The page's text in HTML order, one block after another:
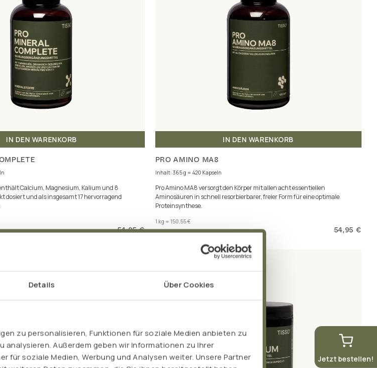
Details Über Cookies
zu personalisieren, Funktionen für soziale Medien anbieten zu
analysieren. Außerdem geben wir Informationen zu Ihrer
für soziale Medien, Werbung und Analysen weiter. Unsere Partner
IN DEN WARENKORB
Calcium, Magnesium, Kalium und 8
dosiert und als insgesamt 17 hervorragend
54,95 €
IN DEN WARENKORB
PRO AMINO MA8
Inhalt: 365 g = 420 Kapseln
Pro Amino MA8 versorgt den Körper mit allen acht essentiellen
Aminosäuren in schnell resorbierbarer, freier Form für eine optimale
Proteinsynthese.
1 kg = 150,55 €
inkl. MwSt. zzgl. Versand
54,95 €
Jetzt bestellen!